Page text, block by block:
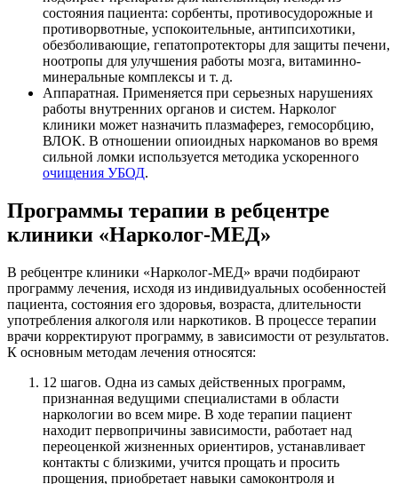
состояния пациента: сорбенты, противосудорожные и
противорвотные, успокоительные, антипсихотики,
обезболивающие, гепатопротекторы для защиты печени,
ноотропы для улучшения работы мозга, витаминно-
минеральные комплексы и т. д.
Аппаратная. Применяется при серьезных нарушениях
работы внутренних органов и систем. Нарколог
клиники может назначить плазмаферез, гемосорбцию,
ВЛОК. В отношении опиоидных наркоманов во время
сильной ломки используется методика ускоренного
очищения УБОД.
Программы терапии в ребцентре
клиники «Нарколог-МЕД»
В ребцентре клиники «Нарколог-МЕД» врачи подбирают
программу лечения, исходя из индивидуальных особенностей
пациента, состояния его здоровья, возраста, длительности
употребления алкоголя или наркотиков. В процессе терапии
врачи корректируют программу, в зависимости от результатов.
К основным методам лечения относятся:
12 шагов. Одна из самых действенных программ,
признанная ведущими специалистами в области
наркологии во всем мире. В ходе терапии пациент
находит первопричины зависимости, работает над
переоценкой жизненных ориентиров, устанавливает
контакты с близкими, учится прощать и просить
прощения, приобретает навыки самоконтроля и